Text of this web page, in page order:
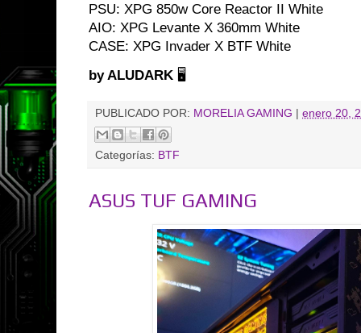
PSU: XPG 850w Core Reactor II White
AIO: XPG Levante X 360mm White
CASE: XPG Invader X BTF White
by ALUDARK 🖥️
PUBLICADO POR: MORELIA GAMING enero 20,
Categorías: BTF
ASUS TUF GAMING